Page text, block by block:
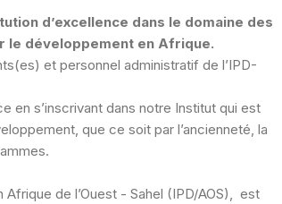
d’excellence dans le domaine des
le développement en Afrique.
et personnel administratif de l’IPD-
en s’inscrivant dans notre Institut qui est
que ce soit par l’ancienneté, la
de l’Ouest - Sahel (IPD/AOS), est